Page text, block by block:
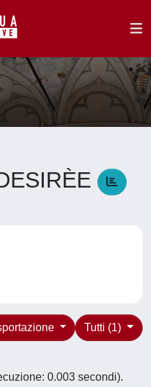
Tutti (1)
0.003 secondi).